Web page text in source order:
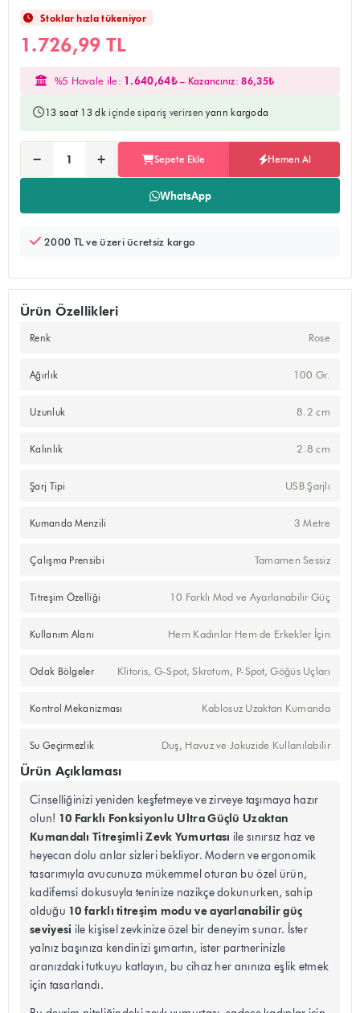
Stoklar hızla tükeniyor
1.726,99 TL
%5 Havale ile: 1.640,64₺– Kazancınız:86,35₺
13 saat 13 dkiçinde sipariş verirsenyarın kargoda
Adet:
− + Sepete Ekle Hemen Al
WhatsApp
Ürünü sepete ekler, alışverişe devam edebilirsiniz
Doğrudan ödeme sayfasına yönlendirir
2000 TL ve üzeri ücretsiz kargo
Ürün Özellikleri
Renk Rose
Ağırlık 100 Gr.
Uzunluk 8.2 cm
Kalınlık 2.8 cm
Şarj Tipi USB Şarjlı
Kumanda Menzili 3 Metre
Çalışma Prensibi Tamamen Sessiz
Titreşim Özelliği 10 Farklı Mod ve Ayarlanabilir Güç
Kullanım Alanı Hem Kadınlar Hem de Erkekler İçin
Odak Bölgeler Klitoris, G-Spot, Skrotum, P-Spot, Göğüs Uçları
Kontrol Mekanizması Kablosuz Uzaktan Kumanda
Su Geçirmezlik Duş, Havuz ve Jakuzide Kullanılabilir
Ürün Açıklaması
Cinselliğinizi yeniden keşfetmeye ve zirveye taşımaya hazır
olun! 10 Farklı Fonksiyonlu Ultra Güçlü Uzaktan
Kumandalı Titreşimli Zevk Yumurtası ile sınırsız haz ve
heyecan dolu anlar sizleri bekliyor. Modern ve ergonomik
tasarımıyla avucunuza mükemmel oturan bu özel ürün,
kadifemsi dokusuyla teninize nazikçe dokunurken, sahip
olduğu 10 farklı titreşim modu ve ayarlanabilir güç
seviyesi ile kişisel zevkinize özel bir deneyim sunar. İster
yalnız başınıza kendinizi şımartın, ister partnerinizle
aranızdaki tutkuyu katlayın, bu cihaz her anınıza eşlik etmek
için tasarlandı.